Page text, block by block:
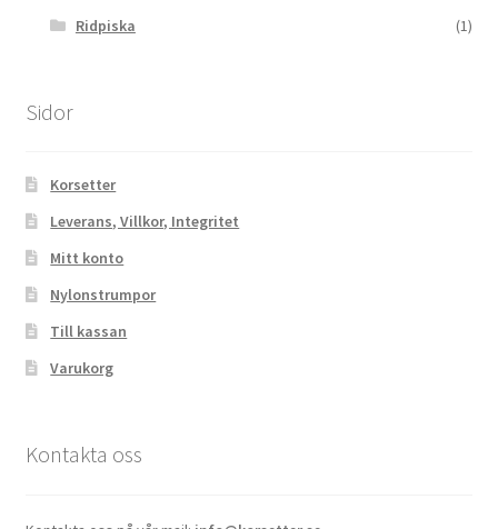
Ridpiska
(1)
Sidor
Korsetter
Leverans, Villkor, Integritet
Mitt konto
Nylonstrumpor
Till kassan
Varukorg
Kontakta oss